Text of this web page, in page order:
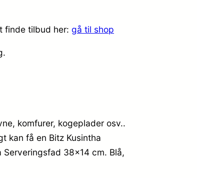
finde tilbud her: gå til shop
komfurer, kogeplader osv..
kan få en Bitz Kusintha
38×14 cm. Blå,